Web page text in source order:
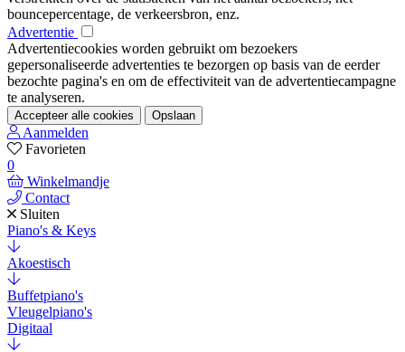
bouncepercentage, de verkeersbron, enz.
Advertentie
Advertentiecookies worden gebruikt om bezoekers
gepersonaliseerde advertenties te bezorgen op basis van de eerder
bezochte pagina's en om de effectiviteit van de advertentiecampagne
te analyseren.
Accepteer alle cookies Opslaan
Aanmelden
Favorieten
0
Winkelmandje
Contact
Sluiten
Piano's & Keys
Akoestisch
Buffetpiano's
Vleugelpiano's
Digitaal